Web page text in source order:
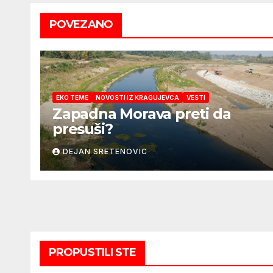
POVEZANO
EKO TEME NOVOSTI IZ KRAGUJEVCA VESTI
Zapadna Morava preti da
presuši?
DEJAN SRETENOVIC
PROPUSTILI STE